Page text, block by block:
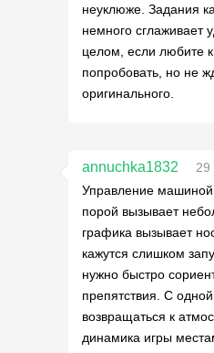
неуклюже. Задания
немного сглаживает
целом, если любите
попробовать, но не
оригинального.
annuchka1832
29
Управление
порой вызывает
графика вызывает
кажутся слишком
нужно быстро
препятствия. С
возвращаться к
динамика игры